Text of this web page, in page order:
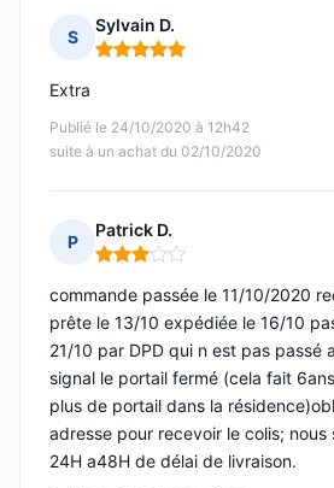
S
Sylvain D.
Note : 5 sur 5
Publié le 24/10/2020 à 12h42
suite à un achat du 02/10/2020
Extra
P
Patrick D.
Note : 3 sur 5
commande passée le 11/10/2020
prête le 13/10 expédiée le 16/10
21/10 par DPD qui n est pas passé
signal le portail fermé (cela fait
plus de portail dans la
adresse pour recevoir le colis; nous
24H a48H de délai de livraison.